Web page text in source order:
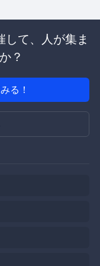
て、人が集ま
？
る！